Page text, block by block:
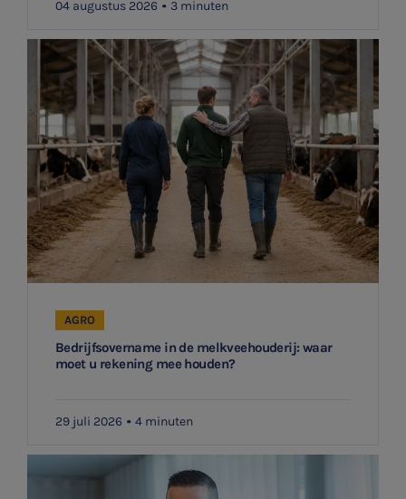
Agro
Vacatures
04 augustus 2026 3 minuten
Bedrijfsovername in de melkveehouderij: waar
moet u rekening mee houden?
AGRO
29 juli 2026 4 minuten